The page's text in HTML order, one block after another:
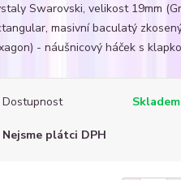
Swarovski, velikost 19mm
masivní baculatý
- náušnicový háček s
Dostupnost Skladem
Nejsme plátci DPH